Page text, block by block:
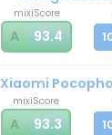
mixiScore
A 93.4
Xiaomi
mixiScore
A 93.3